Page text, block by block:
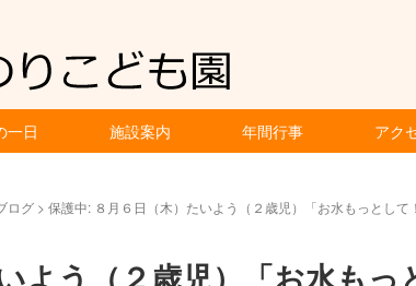
一日 施設案内 年間行事 アク
ログ> 保護中: ８月６日（木）たいよう（２歳児）「お水もっとして
よう（２歳児）「お水もっ